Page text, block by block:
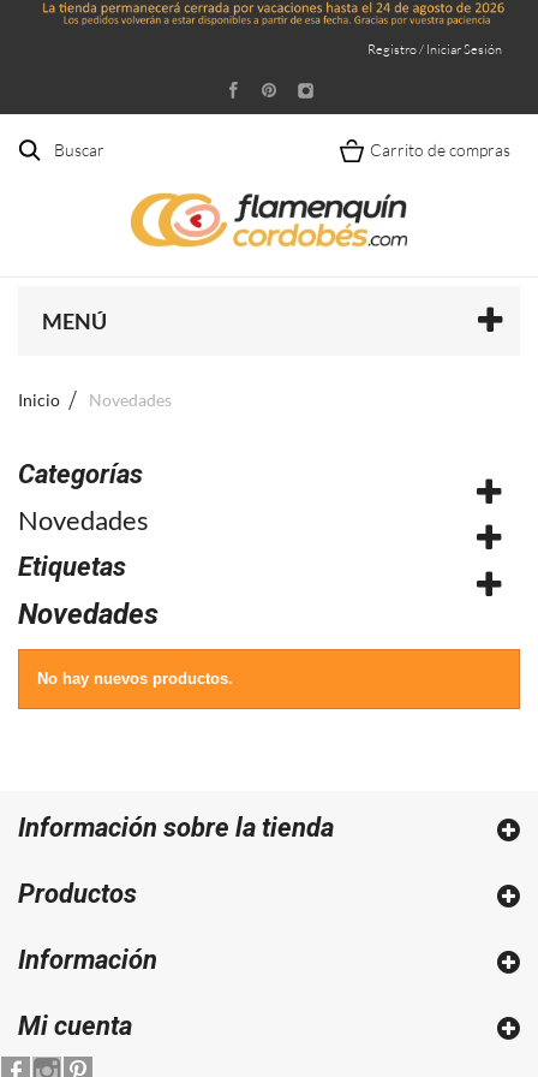
Registro / Iniciar Sesión
Buscar Carrito de compras
MENÚ
Inicio Novedades
Categorías
Novedades
Etiquetas
Novedades
No hay nuevos productos.
Información sobre la tienda
Productos
Información
Mi cuenta